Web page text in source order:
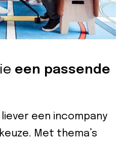
een passende
een incompany
Met thema’s